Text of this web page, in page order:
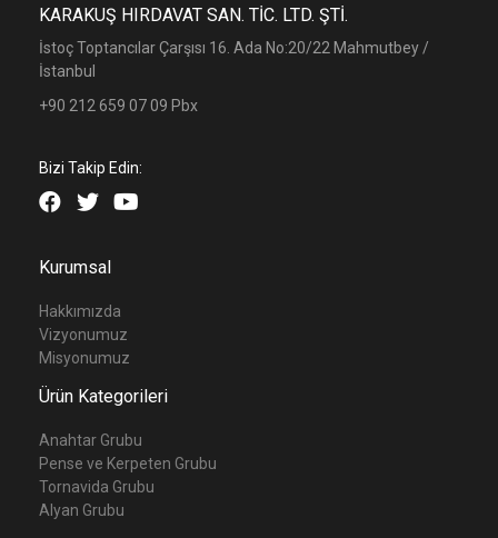
KARAKUŞ HIRDAVAT SAN. TİC. LTD. ŞTİ.
İstoç Toptancılar Çarşısı 16. Ada No:20/22 Mahmutbey /
İstanbul
+90 212 659 07 09 Pbx
Bizi Takip Edin:
Kurumsal
Hakkımızda
Vizyonumuz
Misyonumuz
Ürün Kategorileri
Anahtar Grubu
Pense ve Kerpeten Grubu
Tornavida Grubu
Alyan Grubu